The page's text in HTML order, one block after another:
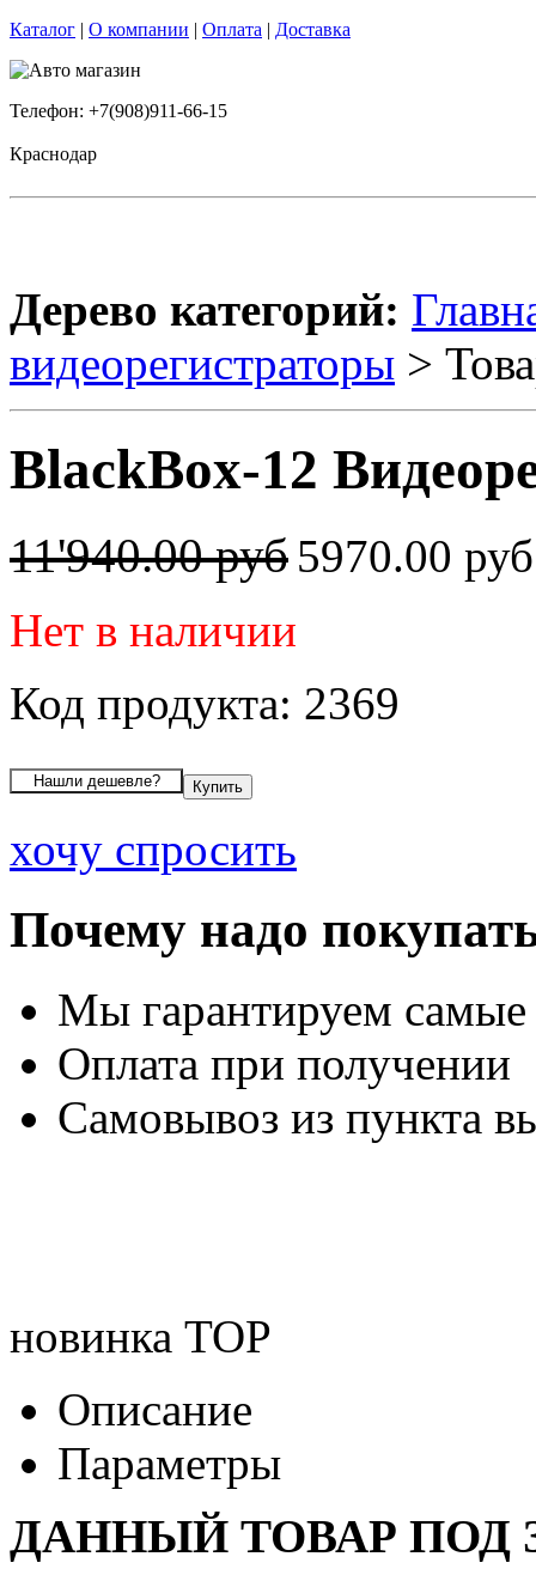
Каталог | О компании | Оплата | Доставка
Телефон: +7(908)911-66-15
Краснодар
Дерево категорий:
видеорегистраторы >
BlackBox-12
11'940.00 руб 5970.00
Нет в наличии
Код продукта: 2369
хочу спросить
Почему надо
Мы гарантируем
Оплата при получении
Самовывоз из пункта
новинка TOP
Описание
Параметры
ДАННЫЙ ТОВАР ПОД